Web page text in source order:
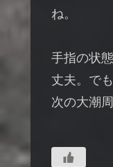
ね。
手指の状
丈夫。で
次の大潮